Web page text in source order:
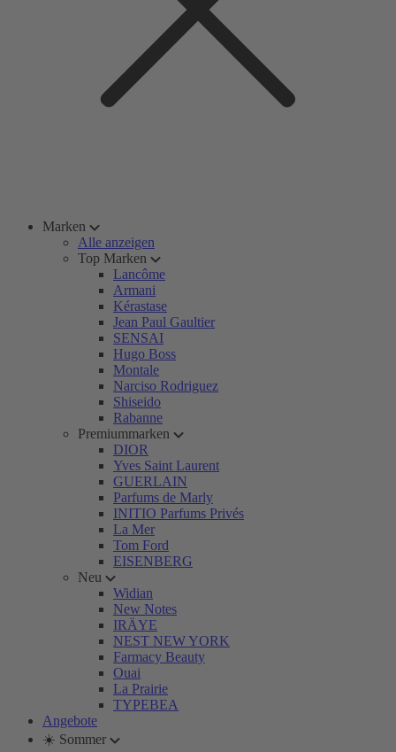
Marken
Alle anzeigen
Top Marken
Lancôme
Armani
Kérastase
Jean Paul Gaultier
SENSAI
Hugo Boss
Montale
Narciso Rodriguez
Shiseido
Rabanne
Premiummarken
DIOR
Yves Saint Laurent
GUERLAIN
Parfums de Marly
INITIO Parfums Privés
La Mer
Tom Ford
EISENBERG
Neu
Widian
New Notes
IRÄYE
NEST NEW YORK
Farmacy Beauty
Ouai
La Prairie
TYPEBEA
Angebote
☀️ Sommer